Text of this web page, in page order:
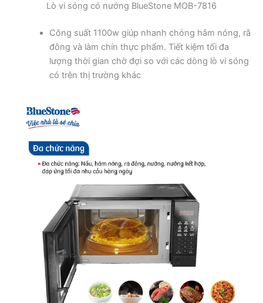
Lò vi sóng có nướng BlueStone MOB-7816
Công suất 1100w giúp nhanh chóng hâm nóng, rã
đông và làm chín thực phẩm. Tiết kiệm tối đa
lượng thời gian chờ đợi so với các dòng lò vi sóng
có trên thị trường khác